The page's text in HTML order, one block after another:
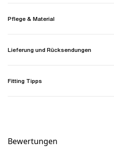
Pflege & Material
Lieferung und Rücksendungen
Fitting Tipps
Bewertungen